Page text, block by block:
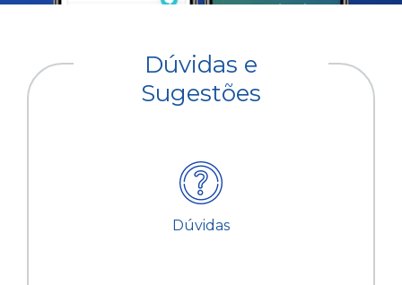
Dúvidas e
Sugestões
Dúvidas